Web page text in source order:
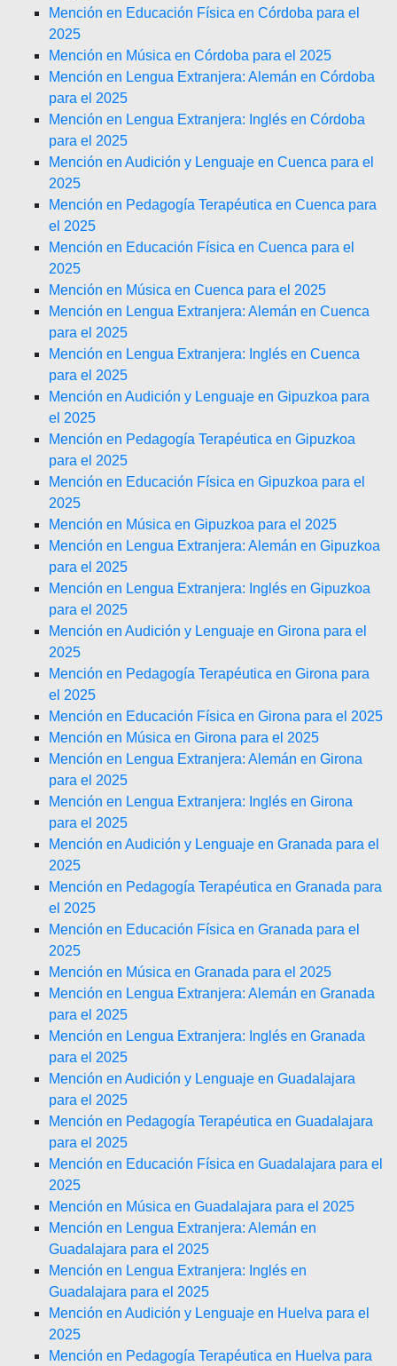
Mención en Educación Física en Córdoba para el
2025
Mención en Música en Córdoba para el 2025
Mención en Lengua Extranjera: Alemán en Córdoba
para el 2025
Mención en Lengua Extranjera: Inglés en Córdoba
para el 2025
Mención en Audición y Lenguaje en Cuenca para el
2025
Mención en Pedagogía Terapéutica en Cuenca para
el 2025
Mención en Educación Física en Cuenca para el
2025
Mención en Música en Cuenca para el 2025
Mención en Lengua Extranjera: Alemán en Cuenca
para el 2025
Mención en Lengua Extranjera: Inglés en Cuenca
para el 2025
Mención en Audición y Lenguaje en Gipuzkoa para
el 2025
Mención en Pedagogía Terapéutica en Gipuzkoa
para el 2025
Mención en Educación Física en Gipuzkoa para el
2025
Mención en Música en Gipuzkoa para el 2025
Mención en Lengua Extranjera: Alemán en Gipuzkoa
para el 2025
Mención en Lengua Extranjera: Inglés en Gipuzkoa
para el 2025
Mención en Audición y Lenguaje en Girona para el
2025
Mención en Pedagogía Terapéutica en Girona para
el 2025
Mención en Educación Física en Girona para el 2025
Mención en Música en Girona para el 2025
Mención en Lengua Extranjera: Alemán en Girona
para el 2025
Mención en Lengua Extranjera: Inglés en Girona
para el 2025
Mención en Audición y Lenguaje en Granada para el
2025
Mención en Pedagogía Terapéutica en Granada para
el 2025
Mención en Educación Física en Granada para el
2025
Mención en Música en Granada para el 2025
Mención en Lengua Extranjera: Alemán en Granada
para el 2025
Mención en Lengua Extranjera: Inglés en Granada
para el 2025
Mención en Audición y Lenguaje en Guadalajara
para el 2025
Mención en Pedagogía Terapéutica en Guadalajara
para el 2025
Mención en Educación Física en Guadalajara para el
2025
Mención en Música en Guadalajara para el 2025
Mención en Lengua Extranjera: Alemán en
Guadalajara para el 2025
Mención en Lengua Extranjera: Inglés en
Guadalajara para el 2025
Mención en Audición y Lenguaje en Huelva para el
2025
Mención en Pedagogía Terapéutica en Huelva para